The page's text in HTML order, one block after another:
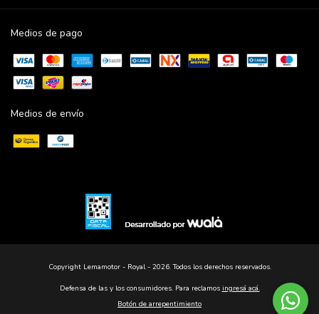
Medios de pago
Medios de envío
Copyright Lemamotor - Royal - 2026. Todos los derechos reservados.
Defensa de las y los consumidores. Para reclamos ingresá acá.
Botón de arrepentimiento